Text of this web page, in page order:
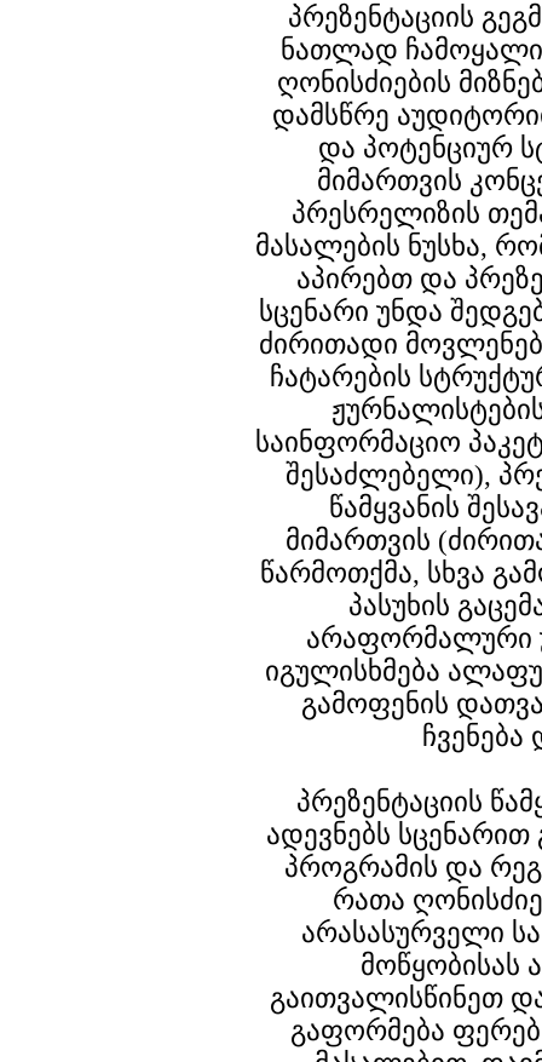
პრეზენტაციის
ნათლად
ღონისძიების
დამსწრე
და პოტენციურ
მიმართვის
პრესრელიზის
მასალების ნუსხა,
აპირებთ და
სცენარი უნდა
ძირითადი
ჩატარების
საინფორმაციო
შესაძლებელი),
წამყვანის
მიმართვის
წარმოთქმა, სხვა
პასუხის
არაფორმალური
იგულისხმება
გამოფენის
ჩვენება
პრეზენტაციის
ადევნებს
პროგრამის და
რათა
არასასურველი
მოწყობისას
გაითვალისწინეთ
გაფორმება